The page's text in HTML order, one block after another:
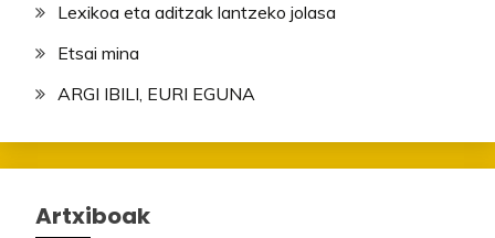
Lexikoa eta aditzak lantzeko jolasa
Etsai mina
ARGI IBILI, EURI EGUNA
Artxiboak